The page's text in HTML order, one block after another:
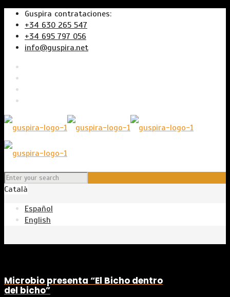
Guspira contrataciones:
+34 630 265 547
+34 695 797 056
info@guspira.net
Català
Español
English
Microbio presenta “El Bicho dentro
del bicho”